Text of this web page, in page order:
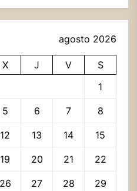
agosto 2026
X J V
S
1
5 6 7 8
12 13 14 15
19 20 21 22
26 27 28 29